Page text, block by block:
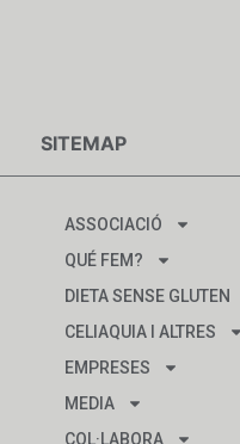
SITEMAP
ASSOCIACIÓ
QUÉ FEM?
DIETA SENSE GLUTEN
CELIAQUIA I ALTRES
EMPRESES
MEDIA
COL·LABORA